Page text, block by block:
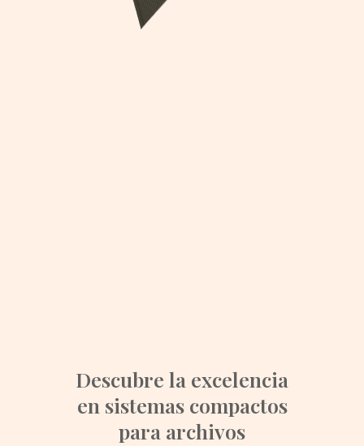
Descubre la excelencia
en sistemas compactos
para archivos